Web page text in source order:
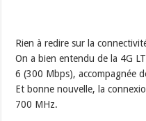
Rien à redire sur la
On a bien entendu de la 4G
6 (300 Mbps), accompagnée
Et bonne nouvelle, la
700 MHz.